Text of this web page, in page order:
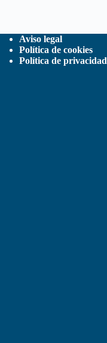
Aviso legal
Política de cookies
Política de privacidad